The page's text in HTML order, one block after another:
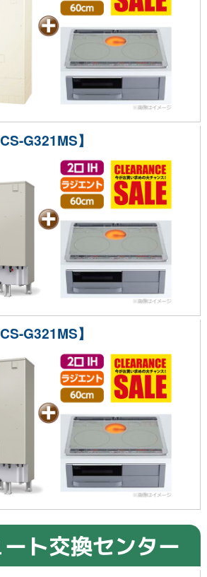
G321MS】
G321MS】
ト交換センター